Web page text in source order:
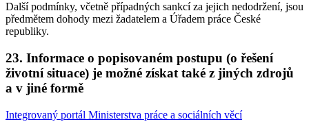
Další podmínky, včetně případných sankcí za jejich nedodržení, jsou
předmětem dohody mezi žadatelem a Úřadem práce České
republiky.
23. Informace o popisovaném postupu (o řešení
životní situace) je možné získat také z jiných zdrojů
a v jiné formě
Integrovaný portál Ministerstva práce a sociálních věcí